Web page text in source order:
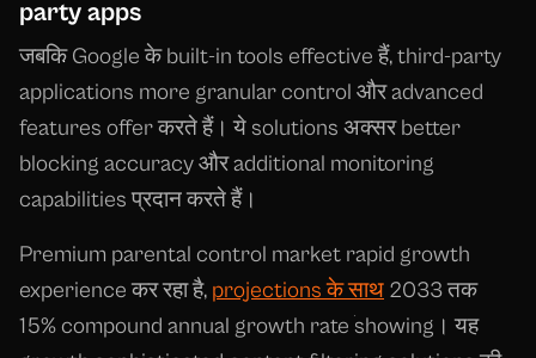
party apps
जबकि Google के built-in tools effective हैं, third-party
applications more granular control और advanced
features offer करते हैं। ये solutions अक्सर better
blocking accuracy और additional monitoring
capabilities प्रदान करते हैं।
Premium parental control market rapid growth
experience कर रहा है, projections के साथ 2033 तक
15% compound annual growth rate showing। यह